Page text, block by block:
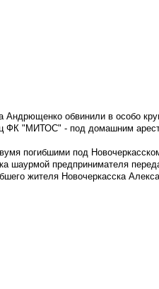
Андрющенко обвинили в особо
ФК "МИТОС" - под домашним
погибшими под
шаурмой предпринимателя
жителя Новочеркасска